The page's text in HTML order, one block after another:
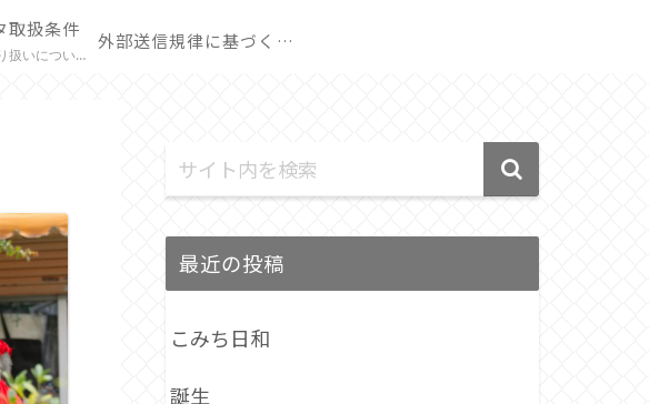
取扱条件
写真データの取り扱いについて説明
外部送信規律に基づく表記
最近の投稿
こみち日和
誕生